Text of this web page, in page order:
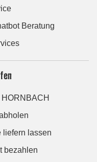
Beratung
liefern lassen
bezahlen